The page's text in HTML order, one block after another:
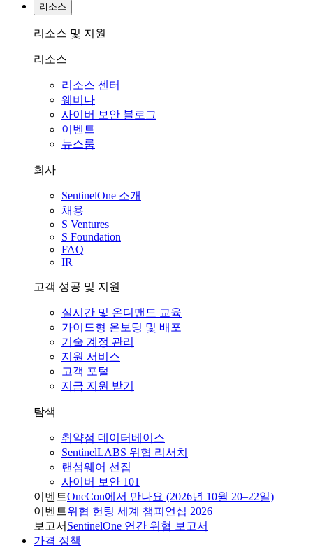
리소스
리소스 및 지원
리소스
리소스 센터
웨비나
사이버 보안 블로그
이벤트
뉴스룸
회사
SentinelOne 소개
채용
S Ventures
S Foundation
FAQ
IR
고객 성공 및 지원
실시간 및 온디맨드 교육
가이드형 온보딩 및 배포
기술 계정 관리
지원 서비스
고객 포털
지금 지원 받기
탐색
취약점 데이터베이스
SentinelLABS 위협 리서치
랜섬웨어 선집
사이버 보안 101
이벤트OneCon에서 만나요 (2026년 10월 20–22일)
이벤트위협 헌팅 세계 챔피언십 2026
보고서 SentinelOne 연간 위협 보고서
가격 정책